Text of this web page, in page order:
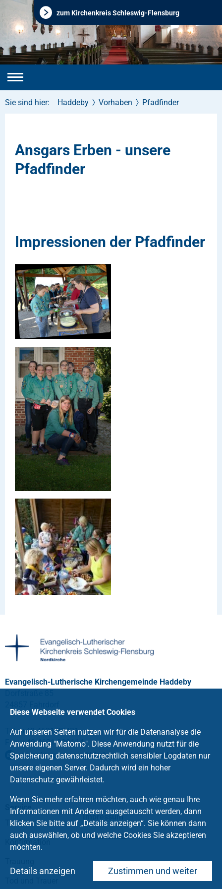
zum Kirchenkreis Schleswig-Flensburg
Sie sind hier: Haddeby Vorhaben Pfadfinder
Ansgars Erben - unsere
Pfadfinder
Impressionen der Pfadfinder
Evangelisch-Lutherische Kirchengemeinde Haddeby
Tel.: +49 4621 32421
Fax: +49 4621 990114
stefanie.saemann@kirchengemeinde-haddeby.de
Service
Taufe
Konfirmation
Impressum
Datenschutz
Diese Webseite verwendet Cookies
Auf unseren Seiten nutzen wir für die Datenanalyse die
Anwendung "Matomo". Diese Anwendung nutzt für die
Speicherung datenschutzrechtlich sensibler Logdaten nur
unsere eigenen Server. Dadurch wird ein hoher
Datenschutz gewährleistet.
Wenn Sie mehr erfahren möchten, auch wie genau Ihre
Informationen mit Anderen ausgetauscht werden, dann
klicken Sie bitte auf „Details anzeigen“. Sie können dann
auch auswählen, ob und welche Cookies Sie akzeptieren
möchten.
Zustimmen und weiter
Details anzeigen